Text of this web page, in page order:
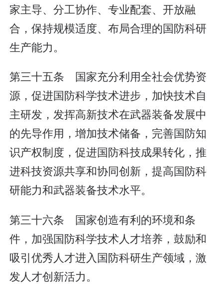
家主导、分工协作、专业配套、开放融
合，保持规模适度、布局合理的国防科研
生产能力。
第三十五条 国家充分利用全社会优势资
源，促进国防科学技术进步，加快技术自
主研发，发挥高新技术在武器装备发展中
的先导作用，增加技术储备，完善国防知
识产权制度，促进国防科技成果转化，推
进科技资源共享和协同创新，提高国防科
研能力和武器装备技术水平。
第三十六条 国家创造有利的环境和条
件，加强国防科学技术人才培养，鼓励和
吸引优秀人才进入国防科研生产领域，激
发人才创新活力。